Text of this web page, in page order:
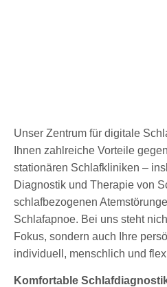
Unser Zentrum für digitale
Ihnen zahlreiche Vorteile
stationären Schlafkliniken –
Diagnostik und Therapie von
schlafbezogenen
Schlafapnoe. Bei uns steht
Fokus, sondern auch Ihre
individuell, menschlich und
Komfortable